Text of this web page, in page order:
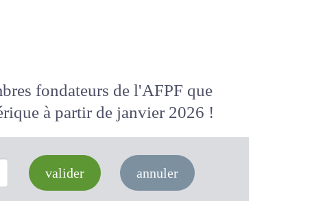
fondateurs de l'AFPF que
à partir de janvier 2026
valider annuler